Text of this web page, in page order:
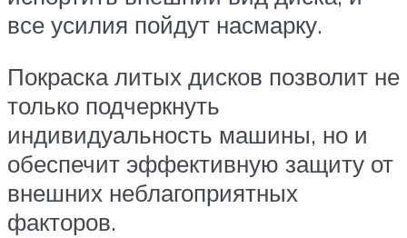
все усилия пойдут насмарку.
Покраска литых дисков позволит не
только подчеркнуть
индивидуальность машины, но и
обеспечит эффективную защиту от
внешних неблагоприятных
факторов.